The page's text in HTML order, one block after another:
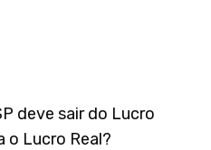
deve sair do Lucro
o Lucro Real?